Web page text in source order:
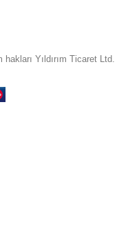
Yıldırım Ticaret Ltd.